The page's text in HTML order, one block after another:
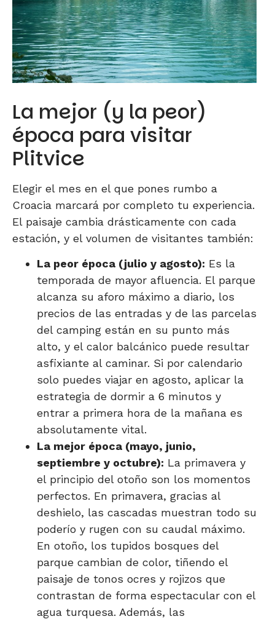
La mejor (y la peor)
época para visitar
Plitvice
Elegir el mes en el que pones rumbo a
Croacia marcará por completo tu experiencia.
El paisaje cambia drásticamente con cada
estación, y el volumen de visitantes también:
La peor época (julio y agosto): Es la
temporada de mayor afluencia. El parque
alcanza su aforo máximo a diario, los
precios de las entradas y de las parcelas
del camping están en su punto más
alto, y el calor balcánico puede resultar
asfixiante al caminar. Si por calendario
solo puedes viajar en agosto, aplicar la
estrategia de dormir a 6 minutos y
entrar a primera hora de la mañana es
absolutamente vital.
La mejor época (mayo, junio,
septiembre y octubre): La primavera y
el principio del otoño son los momentos
perfectos. En primavera, gracias al
deshielo, las cascadas muestran todo su
poderío y rugen con su caudal máximo.
En otoño, los tupidos bosques del
parque cambian de color, tiñendo el
paisaje de tonos ocres y rojizos que
contrastan de forma espectacular con el
agua turquesa. Además, las